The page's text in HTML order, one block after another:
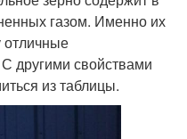
газом. Именно их
отличные
другими свойствами
из таблицы.